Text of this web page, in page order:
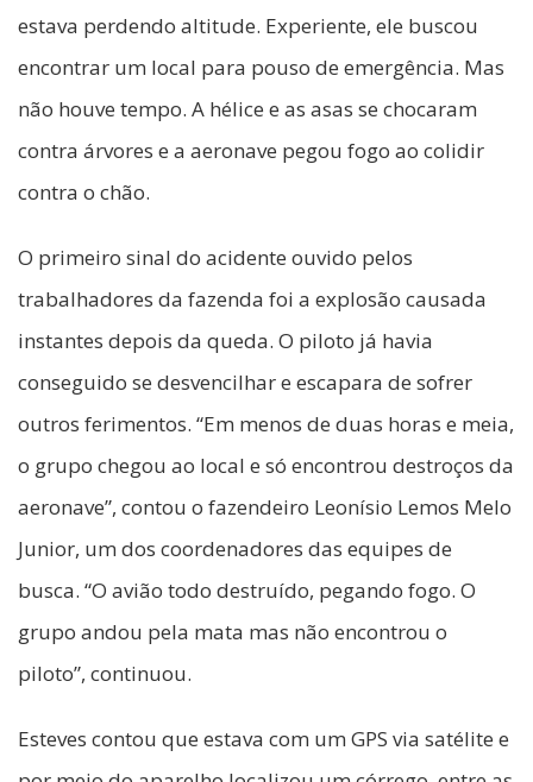
estava perdendo altitude. Experiente, ele buscou
encontrar um local para pouso de emergência. Mas
não houve tempo. A hélice e as asas se chocaram
contra árvores e a aeronave pegou fogo ao colidir
contra o chão.
O primeiro sinal do acidente ouvido pelos
trabalhadores da fazenda foi a explosão causada
instantes depois da queda. O piloto já havia
conseguido se desvencilhar e escapara de sofrer
outros ferimentos. “Em menos de duas horas e meia,
o grupo chegou ao local e só encontrou destroços da
aeronave”, contou o fazendeiro Leonísio Lemos Melo
Junior, um dos coordenadores das equipes de
busca. “O avião todo destruído, pegando fogo. O
grupo andou pela mata mas não encontrou o
piloto”, continuou.
Esteves contou que estava com um GPS via satélite e